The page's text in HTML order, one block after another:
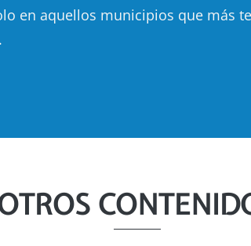
en aquellos municipios que más